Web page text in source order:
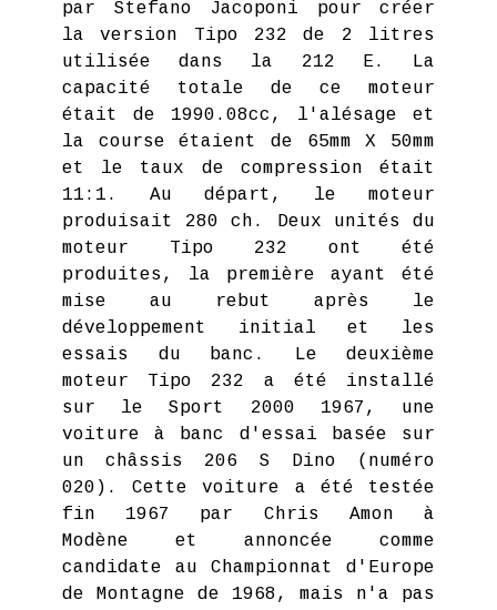
par Stefano Jacoponi pour créer
la version Tipo 232 de 2 litres
utilisée dans la 212 E. La
capacité totale de ce moteur
était de 1990.08cc, l'alésage et
la course étaient de 65mm X 50mm
et le taux de compression était
11:1. Au départ, le moteur
produisait 280 ch. Deux unités du
moteur Tipo 232 ont été
produites, la première ayant été
mise au rebut après le
développement initial et les
essais du banc. Le deuxième
moteur Tipo 232 a été installé
sur le Sport 2000 1967, une
voiture à banc d'essai basée sur
un châssis 206 S Dino (numéro
020). Cette voiture a été testée
fin 1967 par Chris Amon à
Modène et annoncée comme
candidate au Championnat d'Europe
de Montagne de 1968, mais n'a pas